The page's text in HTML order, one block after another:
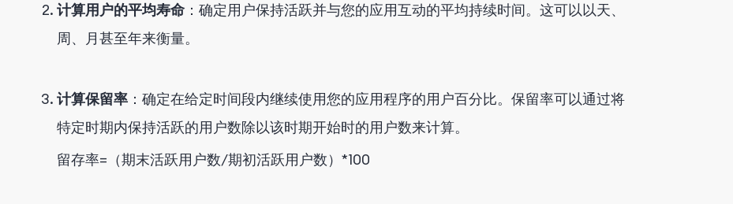
计算用户的平均寿命 ：确定用户保持活跃并与您的应用互动的平均持续时间。这可以以天、
周、月甚至年来衡量。
计算保留率 ：确定在给定时间段内继续使用您的应用程序的用户百分比。保留率可以通过将
特定时期内保持活跃的用户数除以该时期开始时的用户数来计算。
留存率=（期末活跃用户数/期初活跃用户数）*100